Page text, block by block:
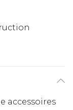
accessoires